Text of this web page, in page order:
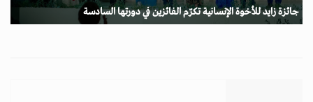
جائزة زايد للأخوة الإنسانية تكرّم الفائزين في دورتها السادسة